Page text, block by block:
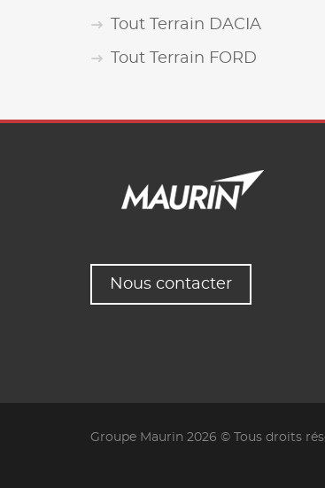
Tout Terrain DACIA
Tout Terrain FORD
Nous contacter
Groupe Maurin 2026 © Tous droits